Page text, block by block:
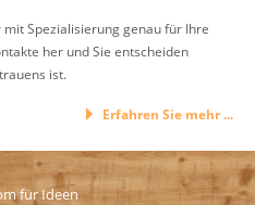
Spezialisierung genau für Ihre
her und Sie entscheiden
ist.
Erfahren Sie mehr ...
für Ideen